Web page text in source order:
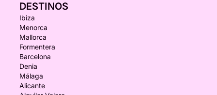
DESTINOS
Ibiza
Menorca
Mallorca
Formentera
Barcelona
Denia
Málaga
Alicante